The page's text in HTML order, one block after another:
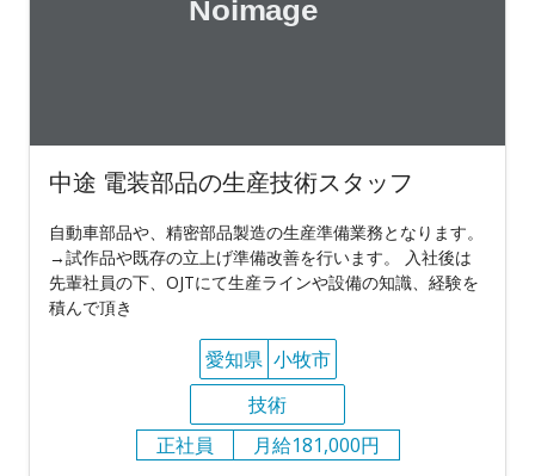
中途 電装部品の生産技術スタッフ
自動車部品や、精密部品製造の生産準備業務となります。
→試作品や既存の立上げ準備改善を行います。 入社後は
先輩社員の下、OJTにて生産ラインや設備の知識、経験を
積んで頂き
愛知県 小牧市
技術
正社員
月給181,000円